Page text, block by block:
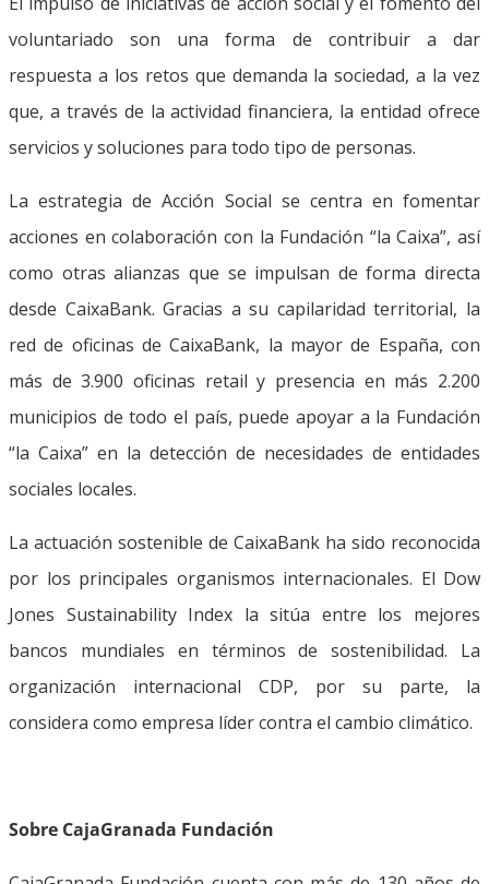
voluntariado son una forma de contribuir a dar
respuesta a los retos que demanda la sociedad, a la vez
que, a través de la actividad financiera, la entidad ofrece
servicios y soluciones para todo tipo de personas.
La estrategia de Acción Social se centra en fomentar
acciones en colaboración con la Fundación “la Caixa”, así
como otras alianzas que se impulsan de forma directa
desde CaixaBank. Gracias a su capilaridad territorial, la
red de oficinas de CaixaBank, la mayor de España, con
más de 3.900 oficinas retail y presencia en más 2.200
municipios de todo el país, puede apoyar a la Fundación
“la Caixa” en la detección de necesidades de entidades
sociales locales.
La actuación sostenible de CaixaBank ha sido reconocida
por los principales organismos internacionales. El Dow
Jones Sustainability Index la sitúa entre los mejores
bancos mundiales en términos de sostenibilidad. La
organización internacional CDP, por su parte, la
considera como empresa líder contra el cambio climático.
Sobre CajaGranada Fundación